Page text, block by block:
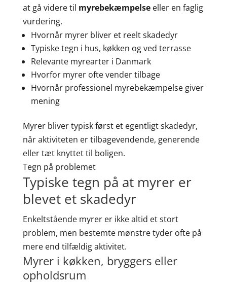
at gå videre til myrebekæmpelseeller en faglig
vurdering.
Hvornår myrer bliver et reelt skadedyr
Typiske tegn i hus, køkken og ved terrasse
Relevante myrearter i Danmark
Hvorfor myrer ofte vender tilbage
Hvornår professionel myrebekæmpelse giver
mening
Myrer bliver typisk først et egentligt skadedyr,
når aktiviteten er tilbagevendende, generende
eller tæt knyttet til boligen.
Tegn på problemet
Typiske tegn på at myrer er
blevet et skadedyr
Enkeltstående myrer er ikke altid et stort
problem, men bestemte mønstre tyder ofte på
mere end tilfældig aktivitet.
Myrer i køkken, bryggers eller
opholdsrum